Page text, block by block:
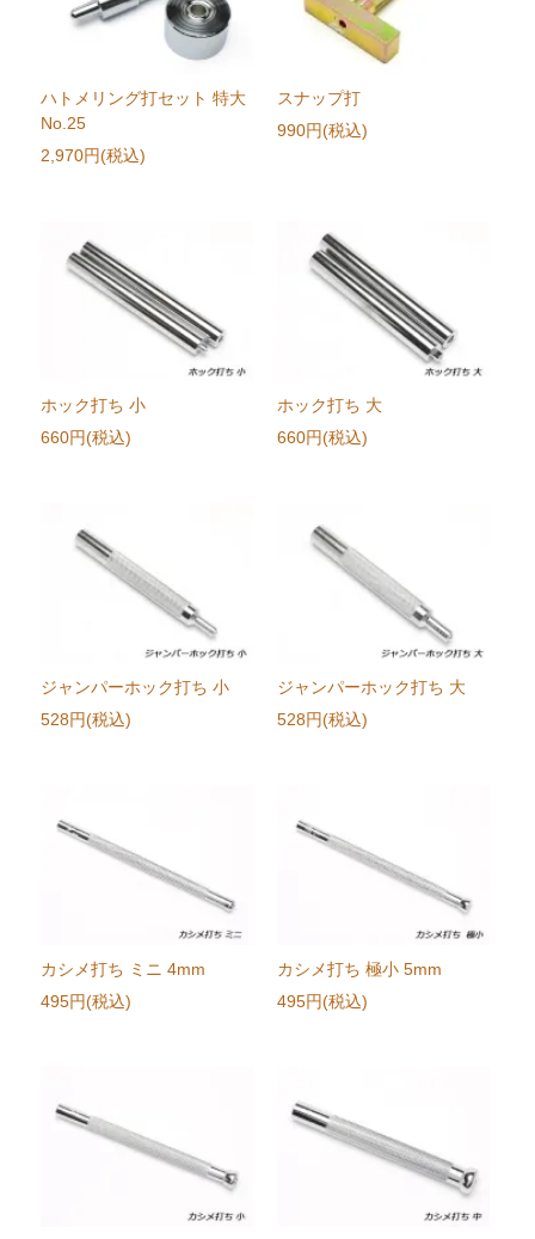
ハトメリング打セット 特大
No.25
2,970円(税込)
スナップ打
990円(税込)
ホック打ち 小
660円(税込)
ホック打ち 大
660円(税込)
ジャンパーホック打ち 小
528円(税込)
ジャンパーホック打ち 大
528円(税込)
カシメ打ち ミニ 4mm
495円(税込)
カシメ打ち 極小 5mm
495円(税込)